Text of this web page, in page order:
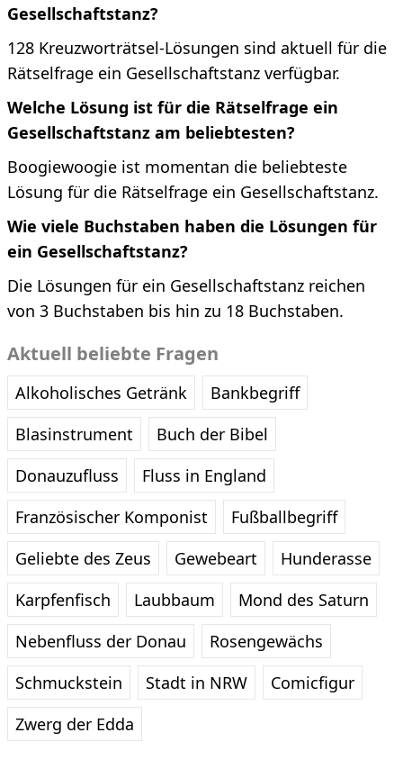
Gesellschaftstanz?
128 Kreuzworträtsel-Lösungen sind aktuell für die
Rätselfrage ein Gesellschaftstanz verfügbar.
Welche Lösung ist für die Rätselfrage ein
Gesellschaftstanz am beliebtesten?
Boogiewoogie ist momentan die beliebteste
Lösung für die Rätselfrage ein Gesellschaftstanz.
Wie viele Buchstaben haben die Lösungen für
ein Gesellschaftstanz?
Die Lösungen für ein Gesellschaftstanz reichen
von 3 Buchstaben bis hin zu 18 Buchstaben.
Aktuell beliebte Fragen
Alkoholisches Getränk
Bankbegriff
Blasinstrument
Buch der Bibel
Donauzufluss
Fluss in England
Französischer Komponist
Fußballbegriff
Geliebte des Zeus
Gewebeart
Hunderasse
Karpfenfisch
Laubbaum
Mond des Saturn
Nebenfluss der Donau
Rosengewächs
Schmuckstein
Stadt in NRW
Comicfigur
Zwerg der Edda